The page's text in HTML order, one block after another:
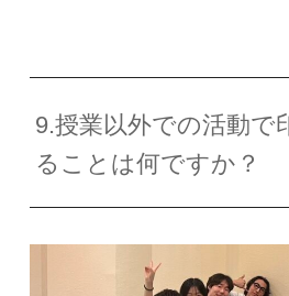
9.授業以外での活動で
ることは何ですか？